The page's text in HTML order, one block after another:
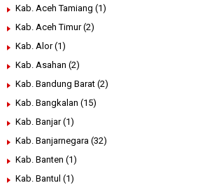
Kab. Aceh Tamiang (1)
Kab. Aceh Timur (2)
Kab. Alor (1)
Kab. Asahan (2)
Kab. Bandung Barat (2)
Kab. Bangkalan (15)
Kab. Banjar (1)
Kab. Banjarnegara (32)
Kab. Banten (1)
Kab. Bantul (1)